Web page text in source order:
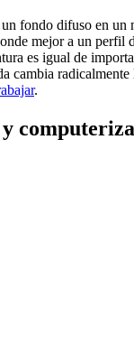
fondo difuso en
mejor a un
es igual de
cambia
.